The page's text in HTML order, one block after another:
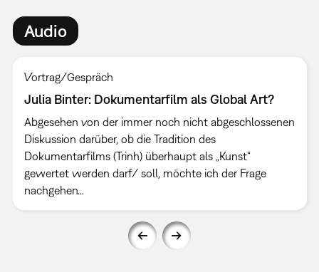
Audio
Vortrag/Gespräch
Julia Binter: Dokumentarfilm als Global Art?
Abgesehen von der immer noch nicht abgeschlossenen
Diskussion darüber, ob die Tradition des
Dokumentarfilms (Trinh) überhaupt als „Kunst“
gewertet werden darf/ soll, möchte ich der Frage
nachgehen…